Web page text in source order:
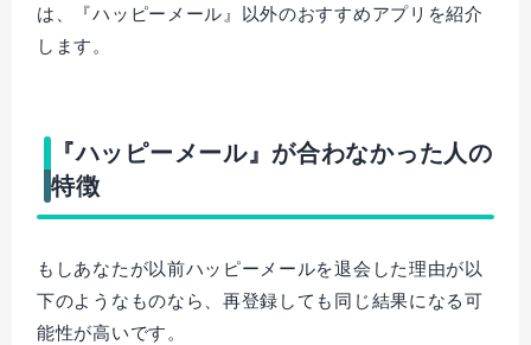
は、『ハッピーメール』以外のおすすめアプリを紹介
します。
『ハッピーメール』が合わなかった人の
特徴
もしあなたが以前ハッピーメールを退会した理由が以
下のようなものなら、再登録しても同じ結果になる可
能性が高いです。